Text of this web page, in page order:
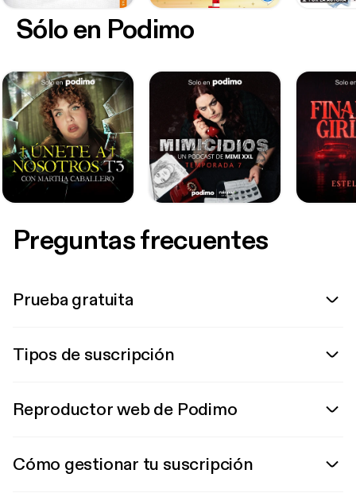
Sólo en Podimo
Preguntas frecuentes
Prueba gratuita
Tipos de suscripción
Reproductor web de Podimo
Cómo gestionar tu suscripción